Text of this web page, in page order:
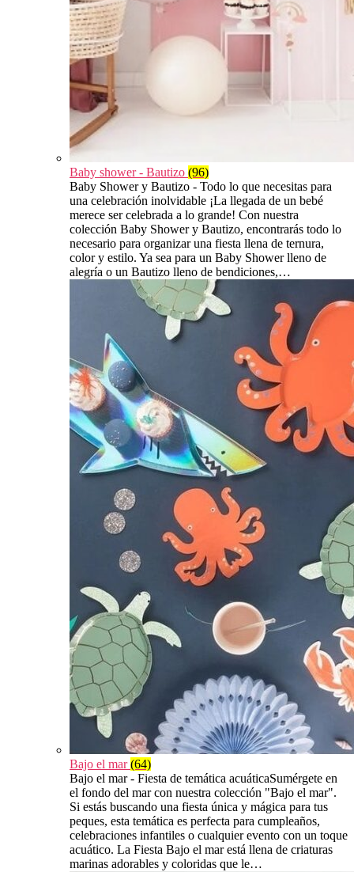
Baby shower - Bautizo (96)
Baby Shower y Bautizo - Todo lo que necesitas para
una celebración inolvidable ¡La llegada de un bebé
merece ser celebrada a lo grande! Con nuestra
colección Baby Shower y Bautizo, encontrarás todo lo
necesario para organizar una fiesta llena de ternura,
color y estilo. Ya sea para un Baby Shower lleno de
alegría o un Bautizo lleno de bendiciones,…
Bajo el mar(64)
Bajo el mar - Fiesta de temática acuáticaSumérgete en
el fondo del mar con nuestra colección "Bajo el mar".
Si estás buscando una fiesta única y mágica para tus
peques, esta temática es perfecta para cumpleaños,
celebraciones infantiles o cualquier evento con un toque
acuático. La Fiesta Bajo el mar está llena de criaturas
marinas adorables y coloridas que le…